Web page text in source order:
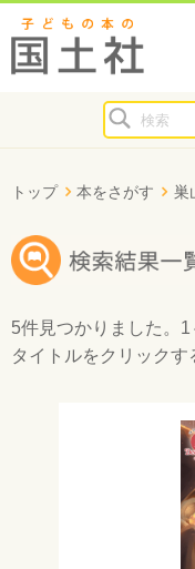
トップ 本をさがす 巣
5件見つかりました。 1
タイトルをクリックす